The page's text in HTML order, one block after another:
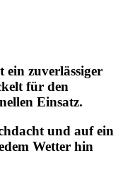
ein zuverlässiger
für den
Einsatz.
und auf ein
Wetter hin